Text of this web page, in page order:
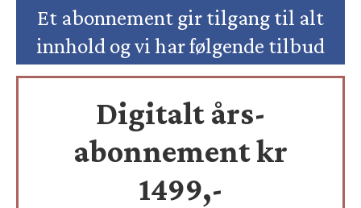
Et abonnement gir tilgang til alt
innhold og vi har følgende tilbud
Digitalt års-
abonnement kr
1499,-